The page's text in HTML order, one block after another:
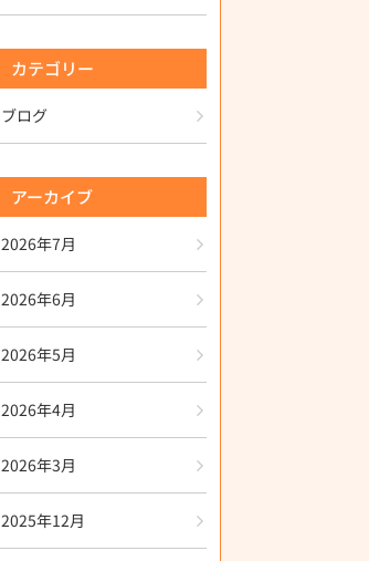
カテゴリー
ブログ
アーカイブ
2026年7月
2026年6月
2026年5月
2026年4月
2026年3月
2025年12月